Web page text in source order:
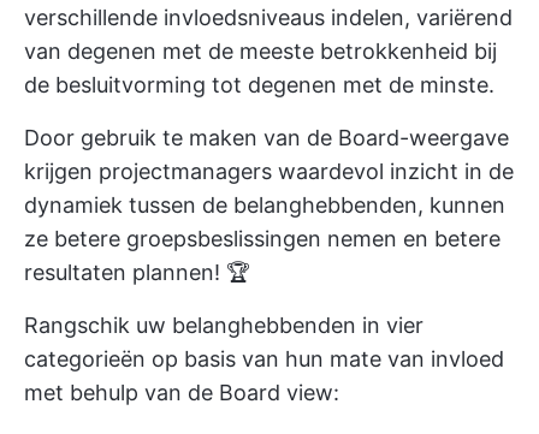
verschillende invloedsniveaus indelen, variërend
van degenen met de meeste betrokkenheid bij
de besluitvorming tot degenen met de minste.
Door gebruik te maken van de Board-weergave
krijgen projectmanagers waardevol inzicht in de
dynamiek tussen de belanghebbenden, kunnen
ze betere groepsbeslissingen nemen en betere
resultaten plannen! 🏆
Rangschik uw belanghebbenden in vier
categorieën op basis van hun mate van invloed
met behulp van de Board view: